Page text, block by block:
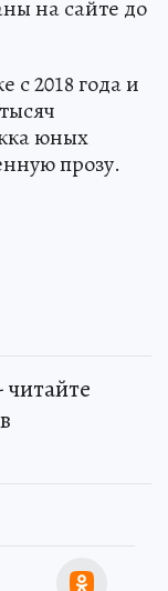
на сайте до
с 2018 года и
юных
прозу.